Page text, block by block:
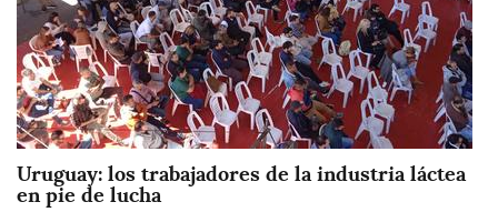
Uruguay: los trabajadores de la industria láctea
en pie de lucha